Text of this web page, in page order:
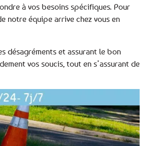
à vos besoins spécifiques. Pour
notre équipe arrive chez vous en
désagréments et assurant le bon
vos soucis, tout en s’assurant de